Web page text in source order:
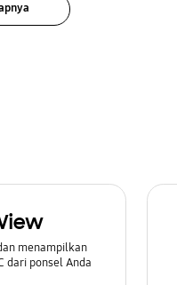
menampilkan
dari ponsel Anda